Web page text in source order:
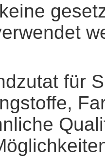
für